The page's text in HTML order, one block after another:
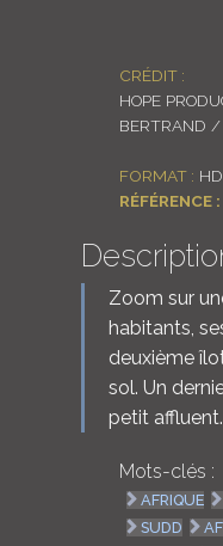
CRÉDIT :
HOPE
BERTRAND /
FORMAT :
RÉFÉRENCE :
Zoom sur
habitants,
deuxième
sol. Un
petit affluent.
Mots-clés :
AFRIQUE
SUDD